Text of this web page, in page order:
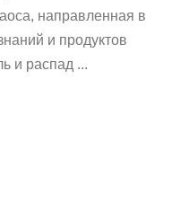
направленная в
и продуктов
и распад ...